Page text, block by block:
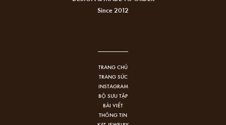
Since 2012
TRANG CHỦ
TRANG SỨC
INSTAGRAM
BỘ SƯU TẬP
BÀI VIẾT
THÔNG TIN